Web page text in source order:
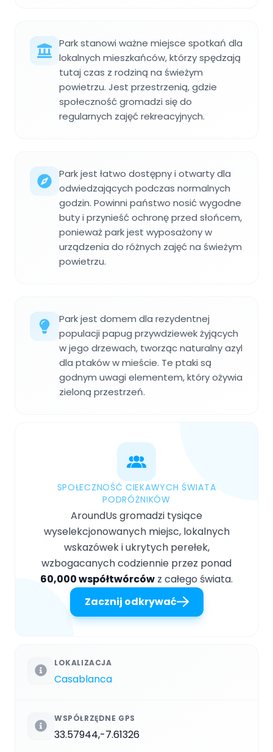
Park stanowi ważne miejsce spotkań dla
lokalnych mieszkańców, którzy spędzają
tutaj czas z rodziną na świeżym
powietrzu. Jest przestrzenią, gdzie
społeczność gromadzi się do
regularnych zajęć rekreacyjnych.
Park jest łatwo dostępny i otwarty dla
odwiedzających podczas normalnych
godzin. Powinni państwo nosić wygodne
buty i przynieść ochronę przed słońcem,
ponieważ park jest wyposażony w
urządzenia do różnych zajęć na świeżym
powietrzu.
Park jest domem dla rezydentnej
populacji papug przywdziewek żyjących
w jego drzewach, tworząc naturalny azyl
dla ptaków w mieście. Te ptaki są
godnym uwagi elementem, który ożywia
zieloną przestrzeń.
SPOŁECZNOŚĆ CIEKAWYCH ŚWIATA
PODRÓŻNIKÓW
AroundUs gromadzi tysiące
wyselekcjonowanych miejsc, lokalnych
wskazówek i ukrytych perełek,
wzbogacanych codziennie przez ponad
60,000 współtwórców z całego świata.
Zacznij odkrywać
LOKALIZACJA
Casablanca
WSPÓŁRZĘDNE GPS
33.57944,-7.61326